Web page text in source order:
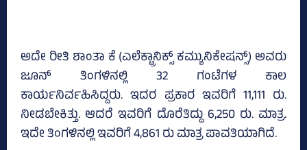
ಅದೇ ರೀತಿ ಶಾಂತಾ ಕೆ (ಎಲೆಕ್ಟ್ರಾನಿಕ್ಸ್‌ ಕಮ್ಯುನಿಕೇಷನ್ಸ್‌) ಅವರು
ಜೂನ್‌ ತಿಂಗಳಿನಲ್ಲಿ 32 ಗಂಟೆಗಳ ಕಾಲ
ಕಾರ್ಯನಿರ್ವಹಿಸಿದ್ದರು. ಇದರ ಪ್ರಕಾರ ಇವರಿಗೆ 11,111 ರು.
ನೀಡಬೇಕಿತ್ತು. ಆದರೆ ಇವರಿಗೆ ದೊರೆತಿದ್ದು 6,250 ರು. ಮಾತ್ರ.
ಇದೇ ತಿಂಗಳಿನಲ್ಲಿ ಇವರಿಗೆ 4,861 ರು ಮಾತ್ರ ಪಾವತಿಯಾಗಿದೆ.